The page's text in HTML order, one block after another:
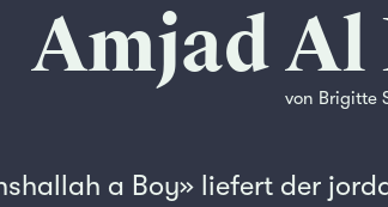
Amjad Al
von Brigitte
a Boy» liefert der